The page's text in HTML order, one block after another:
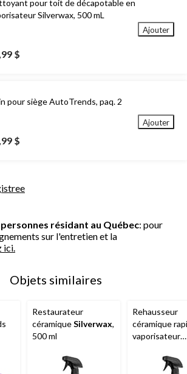
pour toit de décapotable en
Silverwax, 500 mL
$
Ajouter
pour siège AutoTrends, paq. 2
$
Ajouter
résidant au Québec: pour
sur l'entretien et la
ici.
Objets similaires
Restaurateur
céramiqueSilverwax,
500 ml
Rehausseur
céramique
vaporisateur